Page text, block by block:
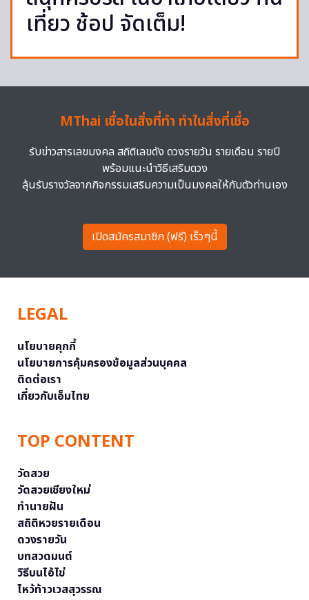
เที่ยว ช้อป จัดเต็ม!
MThai เชื่อในสิ่งที่ทำ ทำในสิ่งที่เชื่อ
รับข่าวสารเลขมงคล สถิติเลขดัง ดวงรายวัน รายเดือน รายปี
พร้อมแนะนำวิธีเสริมดวง
ลุ้นรับรางวัลจากกิจกรรมเสริมความเป็นมงคลให้กับตัวท่านเอง
เปิดสมัครสมาชิก (ฟรี) เร็วๆนี้
LEGAL
นโยบายคุกกี้
นโยบายการคุ้มครองข้อมูลส่วนบุคคล
ติดต่อเรา
เกี่ยวกับเอ็มไทย
TOP CONTENT
วัดสวย
วัดสวยเชียงใหม่
ทำนายฝัน
สถิติหวยรายเดือน
ดวงรายวัน
บทสวดมนต์
วิธีบนไอ้ไข่
ไหว้ท้าวเวสสุวรรณ